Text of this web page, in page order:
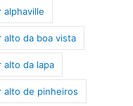
alphaville
alto da boa vista
alto da lapa
alto de pinheiros